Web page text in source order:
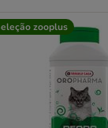
zooplus